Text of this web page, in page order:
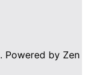
. Powered by Zen